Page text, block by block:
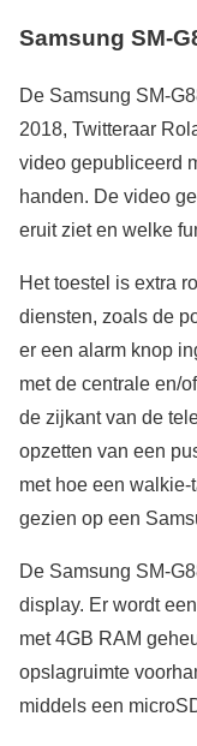
Samsung SM-
De Samsung SM-
2018, Twitteraar
video gepubliceerd
handen. De video
eruit ziet en welke
Het toestel is extra
diensten, zoals de
er een alarm knop
met de centrale en/
de zijkant van de
opzetten van een
met hoe een
gezien op een
De Samsung SM-
display. Er wordt
met 4GB RAM
opslagruimte
middels een